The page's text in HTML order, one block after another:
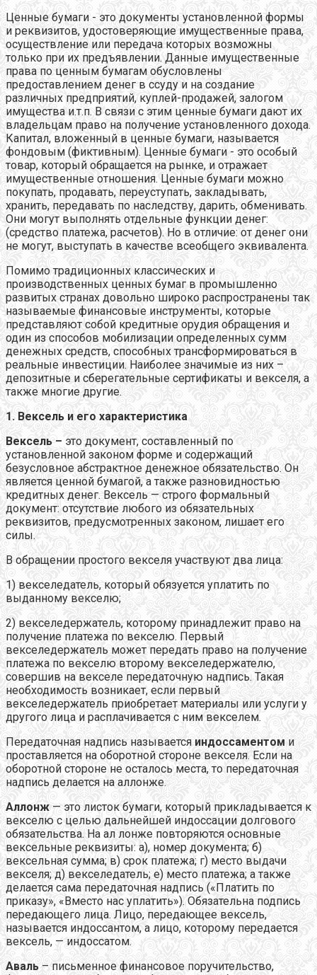
Ценные бумаги - это документы установленной формы
и реквизитов, удостоверяющие имущественные права,
осуществление или передача которых возможны
только при их предъявлении. Данные имущественные
права по ценным бумагам обусловлены
предоставлением денег в ссуду и на создание
различных предприятий, куплей-продажей, залогом
имущества и.т.п. В связи с этим ценные бумаги дают их
владельцам право на получение установленного дохода.
Капитал, вложенный в ценные бумаги, называется
фондовым (фиктивным). Ценные бумаги - это особый
товар, который обращается на рынке, и отражает
имущественные отношения. Ценные бумаги можно
покупать, продавать, переуступать, закладывать,
хранить, передавать по наследству, дарить, обменивать.
Они могут выполнять отдельные функции денег:
(средство платежа, расчетов). Но в отличие: от денег они
не могут, выступать в качестве всеобщего эквивалента.
Помимо традиционных классических и
производственных ценных бумаг в промышленно
развитых странах довольно широко распространены так
называемые финансовые инструменты, которые
представляют собой кредитные орудия обращения и
один из способов мобилизации определенных сумм
денежных средств, способных трансформироваться в
реальные инвестиции. Наиболее значимые из них –
депозитные и сберегательные сертификаты и векселя, а
также многие другие.
1. Вексель и его характеристика
Вексель – это документ, составленный по
установленной законом форме и содержащий
безусловное абстрактное денежное обязательство. Он
является ценной бумагой, а также разновидностью
кредитных денег. Вексель — строго формальный
документ: отсутствие любого из обязательных
реквизитов, предусмотренных законом, лишает его
силы.
В обращении простого векселя участвуют два лица:
1) векселедатель, который обязуется уплатить по
выданному векселю;
2) векселедержатель, которому принадлежит право на
получение платежа по векселю. Первый
векселедержатель может передать право на получение
платежа по векселю второму векселедержателю,
совершив на векселе передаточную надпись. Такая
необходимость возникает, если первый
векселедержатель приобретает материалы или услуги у
другого лица и расплачивается с ним векселем.
Передаточная надпись называется индоссаментом и
проставляется на оборотной стороне векселя. Если на
оборотной стороне не осталось места, то передаточная
надпись делается на аллонже.
Аллонж — это листок бумаги, который прикладывается к
векселю с целью дальнейшей индоссации долгового
обязательства. На ал лонже повторяются основные
вексельные реквизиты: а), номер документа; б)
вексельная сумма; в) срок платежа; г) место выдачи
векселя; д) векселедатель; е) место платежа; а также
делается сама передаточная надпись («Платить по
приказу», «Вместо нас уплатить»). Обязательна подпись
передающего лица. Лицо, передающее вексель,
называется индоссантом, а лицо, которому передается
вексель, — индоссатом.
Аваль – письменное финансовое поручительство,